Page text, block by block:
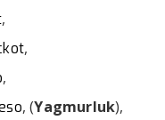
,
,
,
, (Yagmurluk),